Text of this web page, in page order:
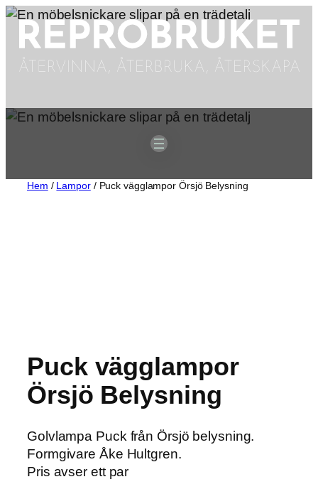
Hoppa
innehåll
Hem / Lampor/ Puck vägglampor Örsjö Belysning
Puck vägglampor
Örsjö Belysning
Golvlampa Puck från Örsjö belysning.
Formgivare Åke Hultgren.
Pris avser ett par